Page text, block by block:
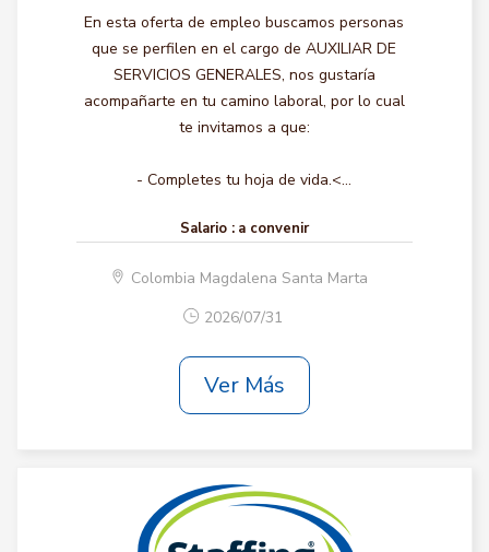
En esta oferta de empleo buscamos personas
que se perfilen en el cargo de AUXILIAR DE
SERVICIOS GENERALES, nos gustaría
acompañarte en tu camino laboral, por lo cual
te invitamos a que:
- Completes tu hoja de vida.<...
Salario : a convenir
Colombia Magdalena Santa Marta
2026/07/31
Ver Más